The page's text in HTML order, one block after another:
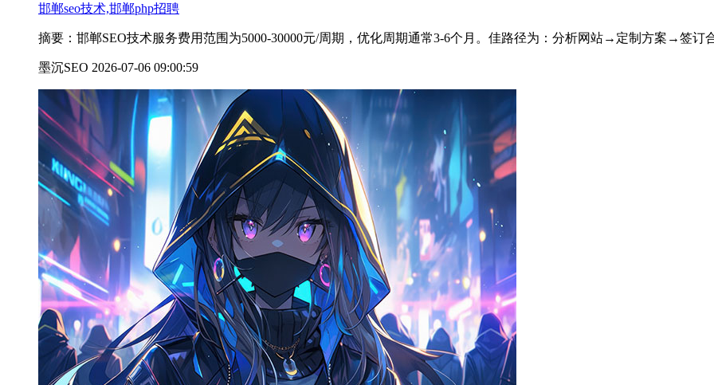
邯郸seo技术,邯郸php招聘
摘要：邯郸SEO技术服务费用范围为5000-30000元/周期，优化周期通常3-6个月。佳路径为：分析网站→定制方案→签订
墨沉SEO 2026-07-06 09:00:59